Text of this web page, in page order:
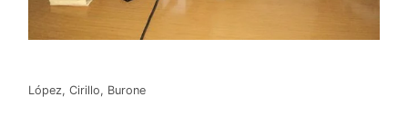
López, Cirillo, Burone